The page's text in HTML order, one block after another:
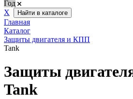
Год
Х
Найти в каталоге
Главная
Каталог
Защиты двигателя и КПП
Tank
Защиты
Tank